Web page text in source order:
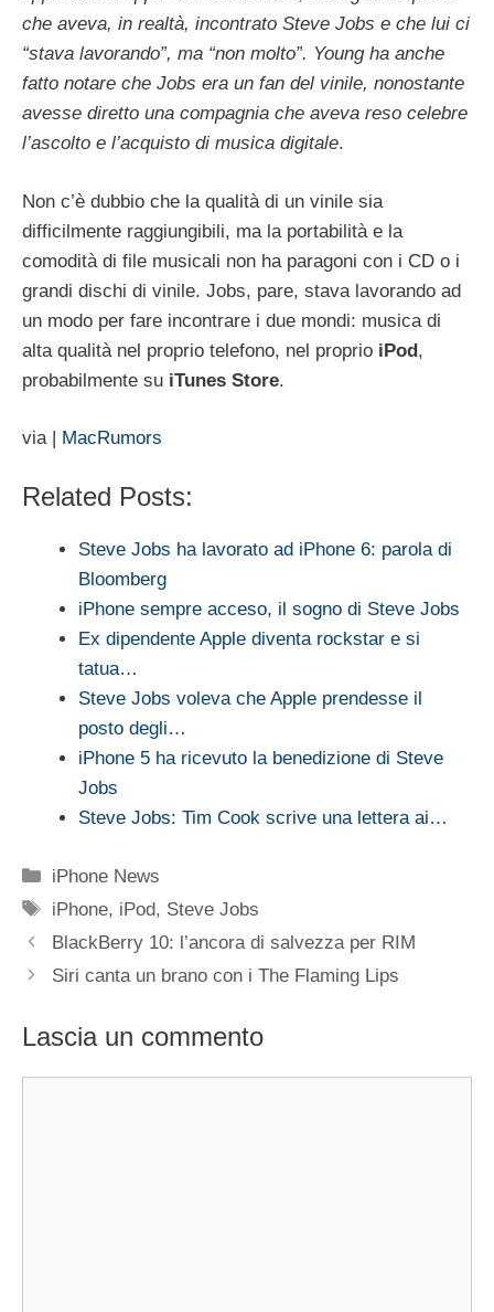
che aveva, in realtà, incontrato Steve Jobs e che lui ci
“stava lavorando”, ma “non molto”. Young ha anche
fatto notare che Jobs era un fan del vinile, nonostante
avesse diretto una compagnia che aveva reso celebre
l’ascolto e l’acquisto di musica digitale.
Non c’è dubbio che la qualità di un vinile sia
difficilmente raggiungibili, ma la portabilità e la
comodità di file musicali non ha paragoni con i CD o i
grandi dischi di vinile. Jobs, pare, stava lavorando ad
un modo per fare incontrare i due mondi: musica di
alta qualità nel proprio telefono, nel proprio iPod,
probabilmente su iTunes Store.
via | MacRumors
Related Posts:
Steve Jobs ha lavorato ad iPhone 6: parola di
Bloomberg
iPhone sempre acceso, il sogno di Steve Jobs
Ex dipendente Apple diventa rockstar e si
tatua…
Steve Jobs voleva che Apple prendesse il
posto degli…
iPhone 5 ha ricevuto la benedizione di Steve
Jobs
Steve Jobs: Tim Cook scrive una lettera ai…
Categorie
iPhone News
Tag
iPhone, iPod, Steve Jobs
BlackBerry 10: l’ancora di salvezza per RIM
Siri canta un brano con i The Flaming Lips
Lascia un commento